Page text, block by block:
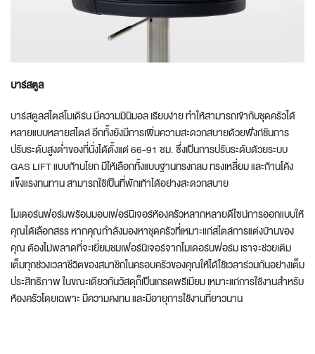
บาร์สตูล
บาร์สตูลสไตล์โมเดิร์น มีความมินิมอล เรียบง่าย ทำให้สามารถเข้ากับชุดครัวได้
หลายแบบหลายสไตล์ อีกทั้งยังมีการเพิ่มความสะดวกสบายด้วยฟังก์ชันการ
ปรับระดับสูงต่ำของที่นั่งได้ตั้งแต่ 66-91 ซม. ซึ่งเป็นการปรับระดับด้วยระบบ
GAS LIFT แบบก้านโยก มีให้เลือกทั้งแบบฐานทรงกลม ทรงเหลี่ยม และก้านโค้ง
แข็งแรงทนทาน สามารถใช้เป็นที่พักเท้าได้อย่างสะดวกสบาย
โมเดอร์นฟอร์มพร้อมมอบเฟอร์นิเจอร์ห้องครัวหลากหลายดีไซน์การออกแบบให้
คุณได้เลือกสรร หากคุณกำลังมองหาชุดครัวที่เหมาะแก่สไตล์การแต่งบ้านของ
คุณ ต้องไม่พลาดที่จะเยี่ยมชมเฟอร์นิเจอร์จากโมเดอร์นฟอร์ม เราจะช่วยเติม
เต็มทุกช่วงเวลาชีวิตของสมาชิกในครอบครัวของคุณให้ได้ใช้เวลาร่วมกันอย่างเต็ม
ประสิทธิภาพ ในขณะเดียวกันวัสดุก็เป็นเกรดพรีเมียม เหมาะแก่การใช้งานสำหรับ
ห้องครัวโดยเฉพาะ มีความคงทน และมีอายุการใช้งานที่ยาวนาน